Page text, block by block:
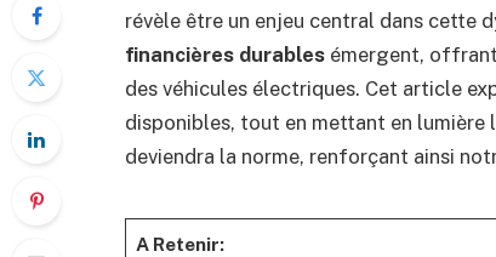
révèle être un enjeu central dans cette
financières durables émergent,
des véhicules électriques. Cet article
disponibles, tout en mettant en lumière
deviendra la norme, renforçant ainsi
A Retenir: